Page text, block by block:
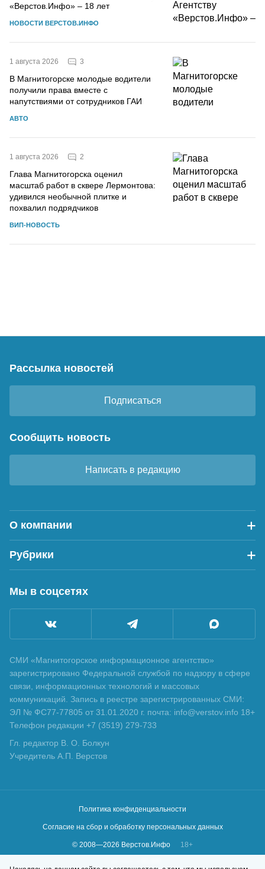
«Верстов.Инфо» – 18 лет
НОВОСТИ ВЕРСТОВ.ИНФО
1 августа 2026 3
В Магнитогорске молодые водители
получили права вместе с
напутствиями от сотрудников ГАИ
АВТО
1 августа 2026 2
Глава Магнитогорска оценил
масштаб работ в сквере Лермонтова:
удивился необычной плитке и
похвалил подрядчиков
ВИП-НОВОСТЬ
Рассылка новостей
Подписаться
Сообщить новость
Написать в редакцию
О компании
Рубрики
Мы в соцсетях
СМИ «Магнитогорское информационное агентство»
зарегистрировано Федеральной службой по надзору в сфере
связи, информационных технологий и массовых
коммуникаций. Запись в реестре зарегистрированных СМИ:
ЭЛ № ФС77-77805 от 31.01.2020 г. почта: info@verstov.info 18+
Телефон редакции +7 (3519) 279-733
Гл. редактор В. О. Болкун
Учредитель А.П. Верстов
Политика конфиденциальности
Согласие на сбор и обработку персональных данных
© 2008—2026 Верстов.Инфо
18+